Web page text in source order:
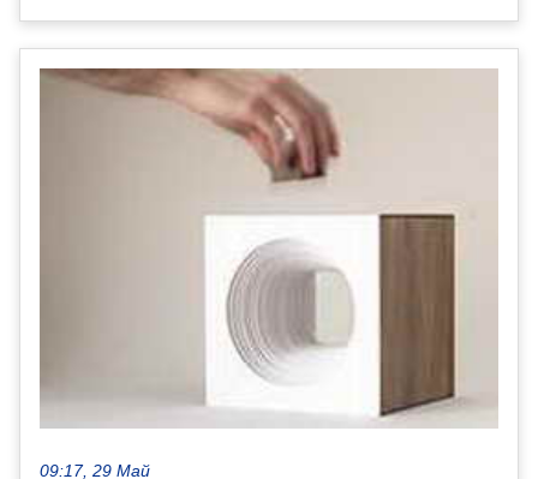
09:17, 29 Май